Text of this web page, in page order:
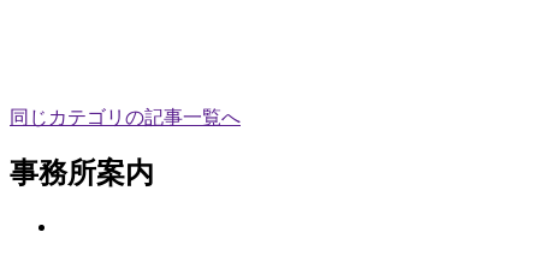
同じカテゴリの記事⼀覧へ
事務所案内